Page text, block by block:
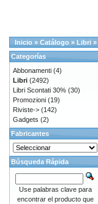
Inicio » Catálogo » Libri »
Categorías
Abbonamenti (4)
Libri (2492)
Libri Scontati 30% (30)
Promozioni (19)
Riviste-> (142)
Gadgets (2)
Fabricantes
Búsqueda Rápida
Use palabras clave para
encontrar el producto que